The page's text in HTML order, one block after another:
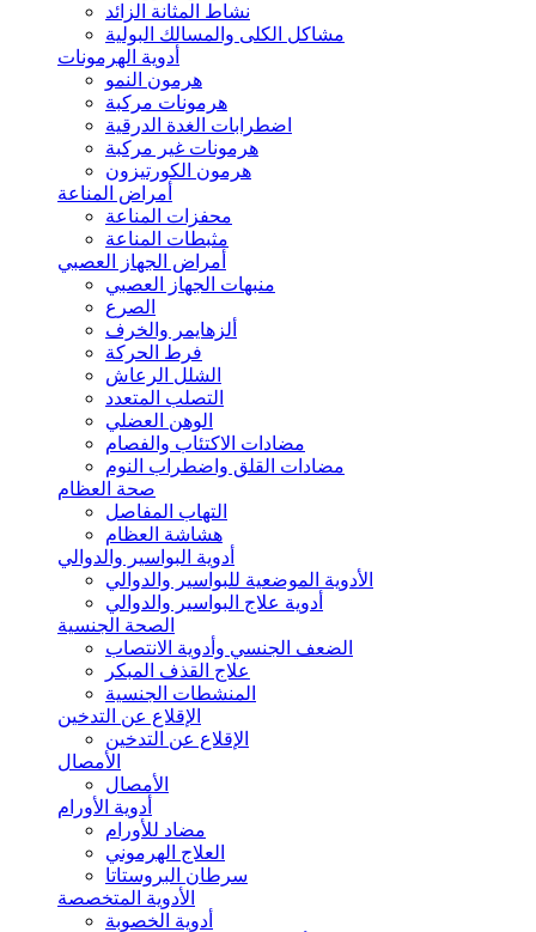
نشاط المثانة الزائد
مشاكل الكلى والمسالك البولية
أدوية الهرمونات
هرمون النمو
هرمونات مركبة
اضطرابات الغدة الدرقية
هرمونات غير مركبة
هرمون الكورتيزون
أمراض المناعة
محفزات المناعة
مثبطات المناعة
أمراض الجهاز العصبي
منبهات الجهاز العصبي
الصرع
ألزهايمر والخرف
فرط الحركة
الشلل الرعاش
التصلب المتعدد
الوهن العضلي
مضادات الاكتئاب والفصام
مضادات القلق واضطراب النوم
صحة العظام
التهاب المفاصل
هشاشة العظام
أدوية البواسير والدوالي
الأدوية الموضعية للبواسير والدوالي
أدوية علاج البواسير والدوالي
الصحة الجنسية
الضعف الجنسي وأدوية الانتصاب
علاج القذف المبكر
المنشطات الجنسية
الإقلاع عن التدخين
الإقلاع عن التدخين
الأمصال
الأمصال
أدوية الأورام
مضاد للأورام
العلاج الهرموني
سرطان البروستاتا
الأدوية المتخصصة
أدوية الخصوبة